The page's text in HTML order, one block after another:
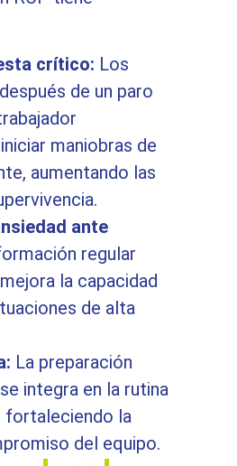
crítico: Los
de un paro
maniobras de
aumentando las
ante
regular
la capacidad
de alta
La preparación
integra en la rutina
fortaleciendo la
del equipo.